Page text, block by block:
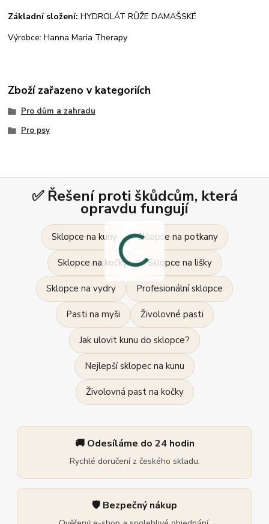
Základní složení: HYDROLÁT RŮŽE DAMAŠSKÉ
Výrobce: Hanna Maria Therapy
Zboží zařazeno v kategoriích
Pro dům a zahradu
Pro psy
✅ Řešení proti škůdcům, která
opravdu fungují
Sklopce na kuny Sklopce na potkany
Sklopce na kočky Sklopce na lišky
Sklopce na vydry Profesionální sklopce
Pasti na myši Živolovné pasti
Jak ulovit kunu do sklopce?
Nejlepší sklopec na kunu
Živolovná past na kočky
🚚 Odesíláme do 24 hodin
Rychlé doručení z českého skladu.
🛡️ Bezpečný nákup